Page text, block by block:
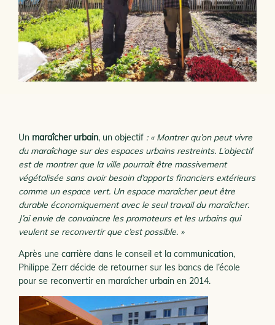
Un maraîcher urbain, un objectif : « Montrer qu’on peut vivre
du maraîchage sur des espaces urbains restreints. L’objectif
est de montrer que la ville pourrait être massivement
végétalisée sans avoir besoin d’apports financiers extérieurs
comme un espace vert. Un espace maraîcher peut être
durable économiquement avec le seul travail du maraîcher.
J’ai envie de convaincre les promoteurs et les urbains qui
veulent se reconvertir que c’est possible. »
Après une carrière dans le conseil et la communication,
Philippe Zerr décide de retourner sur les bancs de l’école
pour se reconvertir en maraîcher urbain en 2014.